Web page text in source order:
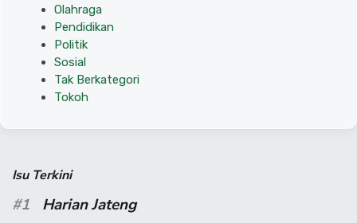
Olahraga
Pendidikan
Politik
Sosial
Tak Berkategori
Tokoh
Isu Terkini
#1
Harian Jateng